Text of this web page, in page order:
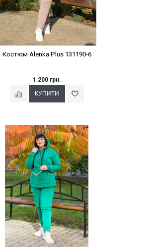
Костюм Alenka Plus 131190-6
1 200 грн.
Наклейки Варіант з %